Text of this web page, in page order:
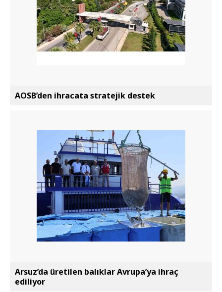
AOSB’den ihracata stratejik destek
Arsuz’da üretilen balıklar Avrupa’ya ihraç
ediliyor